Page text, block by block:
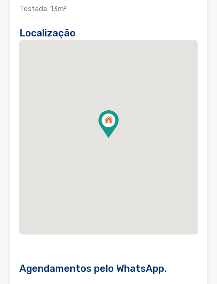
Testada: 13m²
Localização
Agendamentos pelo WhatsApp.